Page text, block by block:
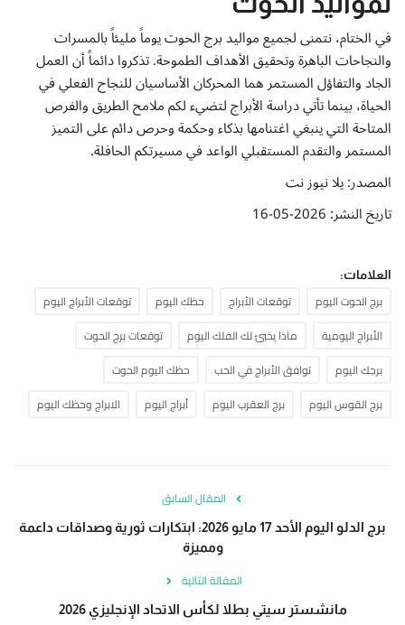
في الختام، نتمنى لجميع مواليد برج الحوت يوماً مليئاً بالمسرات
والنجاحات الباهرة وتحقيق الأهداف الطموحة. تذكروا دائماً أن العمل
الجاد والتفاؤل المستمر هما المحركان الأساسيان للنجاح الفعلي في
الحياة، بينما تأتي دراسة الأبراج لتضيء لكم ملامح الطريق والفرص
المتاحة التي ينبغي اغتنامها بذكاء وحكمة وحرص دائم على التميز
المستمر والتقدم المستقبلي الواعد في مسيرتكم الحافلة.
المصدر: يلا نيوز نت
تاريخ النشر: 2026-05-16
العلامات:
برج الحوت اليوم توقعات الأبراج حظك اليوم
توقعات الأبراج اليوم
الأبراج اليومية
ماذا يخبئ لك الفلك اليوم
توقعات برج الحوت
برجك اليوم
توافق الأبراج في الحب
حظك اليوم الحوت
برج القوس اليوم
برج العقرب اليوم أبراج اليوم الابراج وحظك اليوم
المقال السابق
برج الدلو اليوم الأحد 17 مايو 2026: ابتكارات ثورية وصداقات داعمة
ومميزة
المقالة التالية
مانشستر سيتي بطلا لكأس الاتحاد الإنجليزي 2026